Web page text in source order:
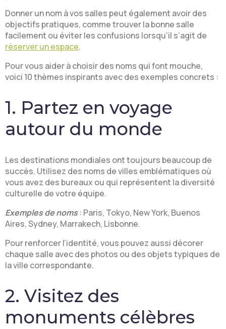
Donner un nom à vos salles peut également avoir des
objectifs pratiques, comme trouver la bonne salle
facilement ou éviter les confusions lorsqu’il s’agit de
réserver un espace.
Pour vous aider à choisir des noms qui font mouche,
voici 10 thèmes inspirants avec des exemples concrets :
1. Partez en voyage
autour du monde
Les destinations mondiales ont toujours beaucoup de
succès. Utilisez des noms de villes emblématiques où
vous avez des bureaux ou qui représentent la diversité
culturelle de votre équipe.
Exemples de noms: Paris, Tokyo, New York, Buenos
Aires, Sydney, Marrakech, Lisbonne.
Pour renforcer l’identité, vous pouvez aussi décorer
chaque salle avec des photos ou des objets typiques de
la ville correspondante.
2. Visitez des
monuments célèbres